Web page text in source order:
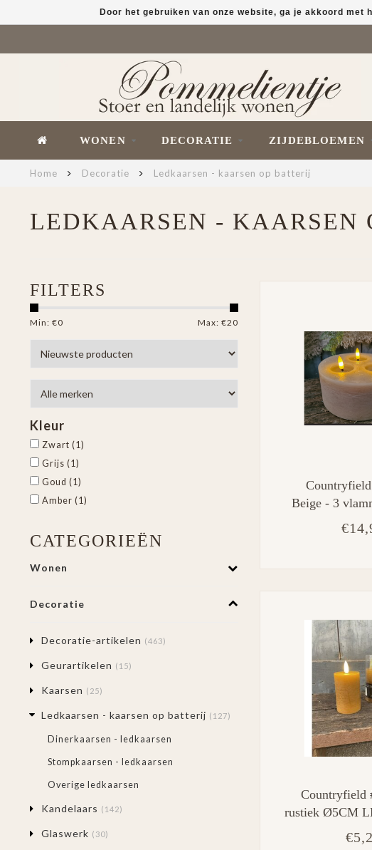
WONEN DECORATIE ZIJDEBLOEMEN
Home Decoratie Ledkaarsen - kaarsen op batterij
LEDKAARSEN - KAARSEN
FILTERS
Min: €0 Max: €20
Kleur
Zwart (1)
Grijs (1)
Goud (1)
Amber (1)
CATEGORIEËN
Wonen
Decoratie
Decoratie-artikelen (463)
Geurartikelen (15)
Kaarsen (25)
Ledkaarsen - kaarsen op batterij (127)
Dinerkaarsen - ledkaarsen
Stompkaarsen - ledkaarsen
Overige ledkaarsen
Kandelaars (142)
Glaswerk (30)
Beige - 3
cm
Countryfield
rustiek Ø5CM
amber-
Door het gebruiken van onze website, ga je akkoord